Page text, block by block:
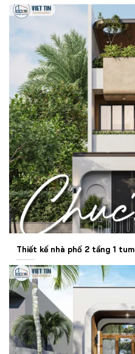
Thiết kế nhà phố 2 tầng 1